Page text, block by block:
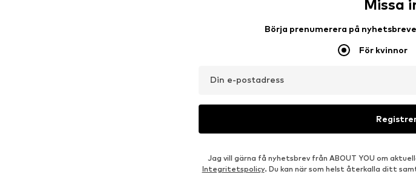
Missa
Börja prenumerera på
För kvinnor
Din e-postadress
Jag vill gärna få nyhetsbrev från ABOUT YOU om
Integritetspolicy. Du kan när som helst återkalla ditt